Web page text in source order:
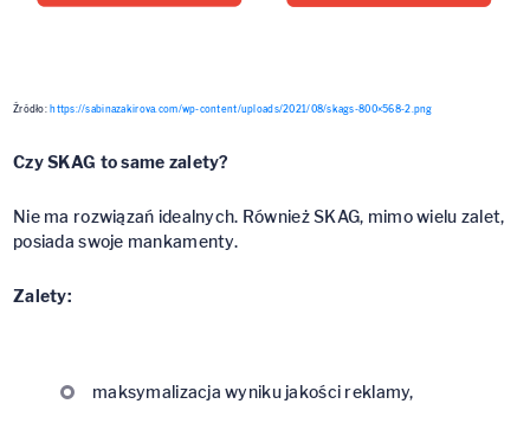
Źródło: https://sabinazakirova.com/wp-content/uploads/2021/08/skags-800×568-2.png
Czy SKAG to same zalety?
Nie ma rozwiązań idealnych. Również SKAG, mimo wielu zalet,
posiada swoje mankamenty.
Zalety:
maksymalizacja wyniku jakości reklamy,